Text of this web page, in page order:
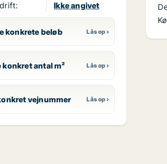
Ikke angivet
konkrete beløb
konkret antal m²
vejnummer